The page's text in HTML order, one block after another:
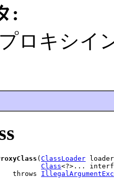
:
ロキシイ
(ClassLoader
Class<?>...
throws